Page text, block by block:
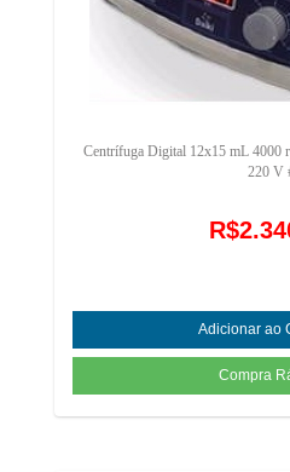
Centrífuga Digital 12x15 mL
220 V